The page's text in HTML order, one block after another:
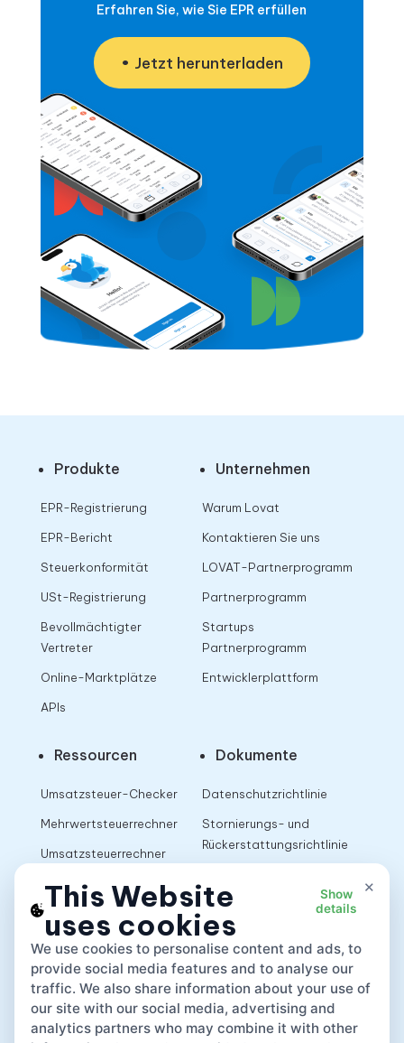
Erfahren Sie, wie Sie EPR erfüllen
Jetzt herunterladen
Produkte
EPR-Registrierung
EPR-Bericht
Steuerkonformität
USt-Registrierung
Bevollmächtigter
Vertreter
Online-Marktplätze
APIs
Unternehmen
Warum Lovat
Kontaktieren Sie uns
LOVAT-Partnerprogramm
Partnerprogramm
Startups
Partnerprogramm
Entwicklerplattform
Ressourcen
Umsatzsteuer-Checker
Mehrwertsteuerrechner
Umsatzsteuerrechner
Dokumente
Datenschutzrichtlinie
Stornierungs- und
Rückerstattungsrichtlinie
App
×
This Website
uses cookies
Show
details
We use cookies to personalise content and ads, to
provide social media features and to analyse our
traffic. We also share information about your use of
our site with our social media, advertising and
analytics partners who may combine it with other